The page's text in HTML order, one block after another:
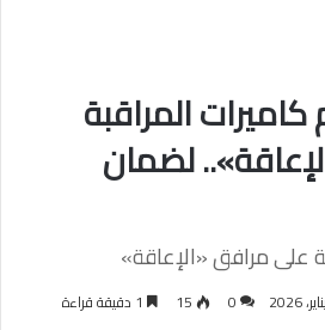
المراقبة
لضمان
على مرافق «الإعاقة»
0
15